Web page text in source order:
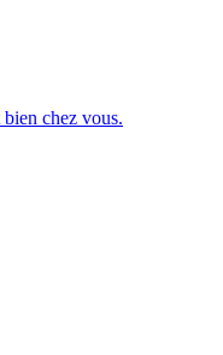
bien chez vous.